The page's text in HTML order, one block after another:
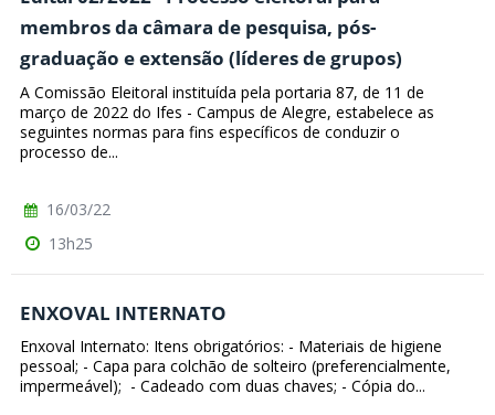
membros da câmara de pesquisa, pós-
graduação e extensão (líderes de grupos)
A Comissão Eleitoral instituída pela portaria 87, de 11 de
março de 2022 do Ifes - Campus de Alegre, estabelece as
seguintes normas para fins específicos de conduzir o
processo de...
16/03/22
13h25
ENXOVAL INTERNATO
Enxoval Internato: Itens obrigatórios: - Materiais de higiene
pessoal; - Capa para colchão de solteiro (preferencialmente,
impermeável); - Cadeado com duas chaves; - Cópia do...